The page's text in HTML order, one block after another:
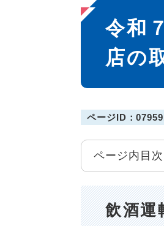
本
文
令和
店の
ページID：
ページ内目次
飲酒運